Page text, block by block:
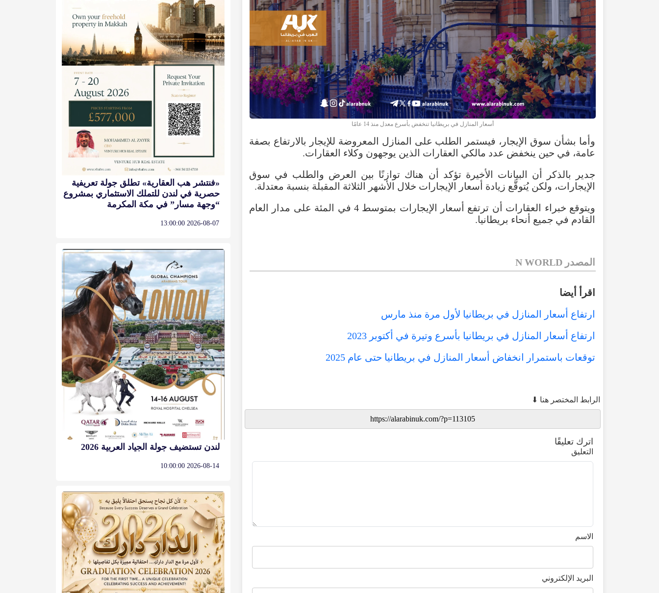
أسعار المنازل في بريطانيا تنخفض بأسرع معدل منذ 14 عامًا
وأما بشأن سوق الإيجار، فيستمر الطلب على المنازل المعروضة للإيجار بالارتفاع بصفة
عامة، في حين ينخفض عدد مالكي العقارات الذين يوجهون وكلاء العقارات.
جدير بالذكر أن البيانات الأخيرة تؤكد أن هناك توازنًا بين العرض والطلب في سوق
الإيجارات، ولكن يُتوقَّع زيادة أسعار الإيجارات خلال الأشهر الثلاثة المقبلة بنسبة معتدلة.
ويتوقع خبراء العقارات أن ترتفع أسعار الإيجارات بمتوسط 4 في المئة على مدار العام
القادم في جميع أنحاء بريطانيا.
المصدر N WORLD
اقرأ أيضا
ارتفاع أسعار المنازل في بريطانيا لأول مرة منذ مارس
ارتفاع أسعار المنازل في بريطانيا بأسرع وتيرة في أكتوبر 2023
توقعات باستمرار انخفاض أسعار المنازل في بريطانيا حتى عام 2025
الرابط المختصر هنا ⬇
اترك تعليقًا
التعليق
الاسم
البريد الإلكتروني
«فنتشر هب العقارية» تطلق جولة تعريفية
حصرية في لندن للتملك الاستثماري بمشروع
“وجهة مسار” في مكة المكرمة
2026-08-07 13:00:00
لندن تستضيف جولة الجياد العربية 2026
2026-08-14 10:00:00